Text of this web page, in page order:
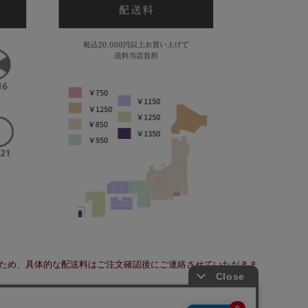
、具体的な配送料はご注文確認後にご連絡させていただきま